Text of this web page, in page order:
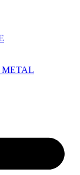
METAL